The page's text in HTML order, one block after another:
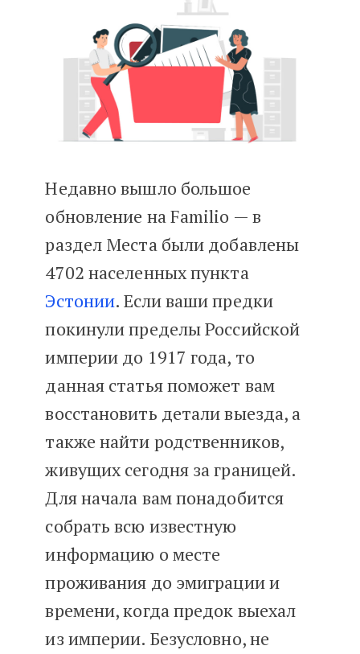
Недавно вышло большое
обновление на Familio — в
раздел Места были добавлены
4702 населенных пункта
Эстонии. Если ваши предки
покинули пределы Российской
империи до 1917 года, то
данная статья поможет вам
восстановить детали выезда, а
также найти родственников,
живущих сегодня за границей.
Для начала вам понадобится
собрать всю известную
информацию о месте
проживания до эмиграции и
времени, когда предок выехал
из империи. Безусловно, не